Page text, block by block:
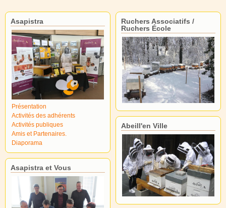
Asapistra
Présentation
Activités des adhérents
Activités publiques
Amis et Partenaires.
Diaporama
Asapistra et Vous
Ruchers Associatifs /
Ruchers École
Abeill'en Ville